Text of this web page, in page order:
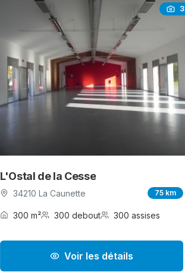
3
L'Ostal de la Cesse
34210 La Caunette 75 km
300 m² 300 debout 300 assises
Voir les détails